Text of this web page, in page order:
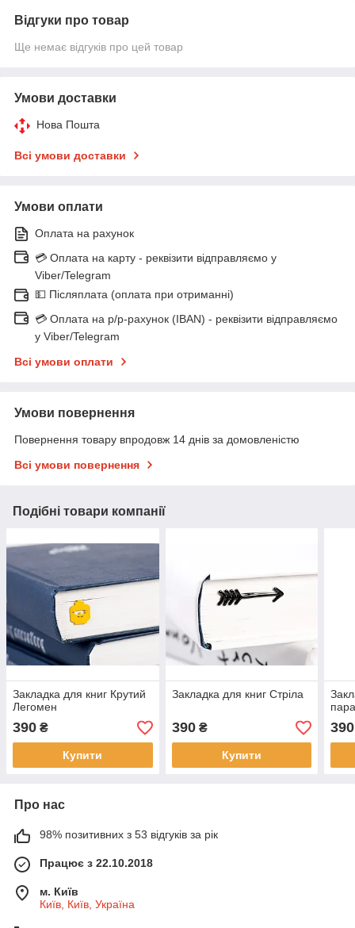
Відгуки про товар
Ще немає відгуків про цей товар
Умови доставки
Нова Пошта
Всі умови доставки
Умови оплати
Оплата на рахунок
💳 Оплата на карту - реквізити відправляємо у
Viber/Telegram
💵 Післяплата (оплата при отриманні)
💳 Оплата на р/р-рахунок (IBAN) - реквізити відправляємо
у Viber/Telegram
Всі умови оплати
Умови повернення
Повернення товару впродовж 14 днів за домовленістю
Всі умови повернення
Подібні товари компанії
Закладка для книг Крутий
Легомен
390 ₴
Купити
Закладка для книг Стріла
390₴
Купити
390
Про нас
98% позитивних з 53 відгуків за рік
Працює з 22.10.2018
м. Київ
Київ, Київ, Україна